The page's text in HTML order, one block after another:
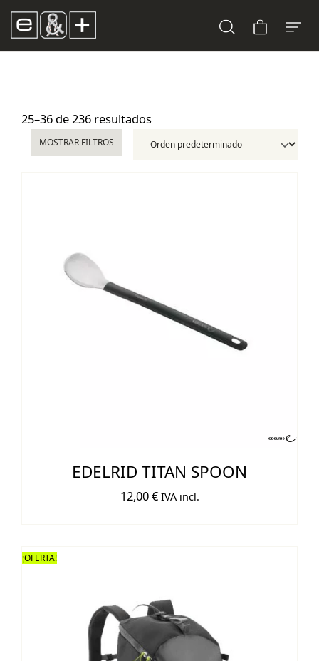
25–36 de 236 resultados
MOSTRAR FILTROS
EDELRID TITAN SPOON
12,00€ IVA incl.
¡OFERTA!